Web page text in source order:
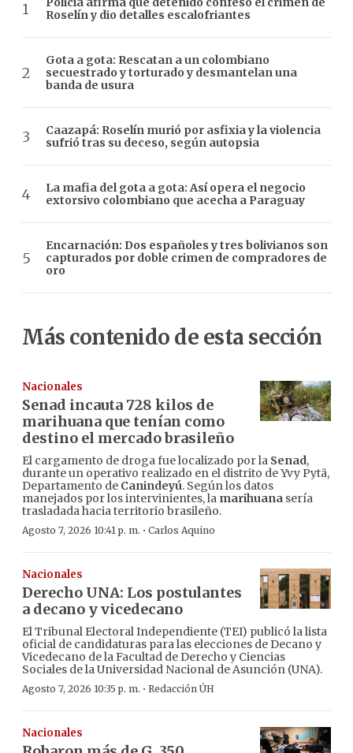
Roselín y dio detalles escalofriantes
Gota a gota: Rescatan a un colombiano
secuestrado y torturado y desmantelan una
banda de usura
Caazapá: Roselín murió por asfixia y la violencia
sufrió tras su deceso, según autopsia
La mafia del gota a gota: Así opera el negocio
extorsivo colombiano que acecha a Paraguay
Encarnación: Dos españoles y tres bolivianos son
capturados por doble crimen de compradores de
oro
Más contenido de esta sección
Nacionales
Senad incauta 728 kilos de
marihuana que tenían como
destino el mercado brasileño
El cargamento de droga fue localizado por la Senad,
durante un operativo realizado en el distrito de Yvy Pytã,
Departamento de Canindeyú. Según los datos
manejados por los intervinientes, la marihuana sería
trasladada hacia territorio brasileño.
Agosto 7, 2026 10:41 p. m. · Carlos Aquino
Nacionales
Derecho UNA: Los postulantes
a decano y vicedecano
El Tribunal Electoral Independiente (TEI) publicó la lista
oficial de candidaturas para las elecciones de Decano y
Vicedecano de la Facultad de Derecho y Ciencias
Sociales de la Universidad Nacional de Asunción (UNA).
Agosto 7, 2026 10:35 p. m. · Redacción ÚH
Nacionales